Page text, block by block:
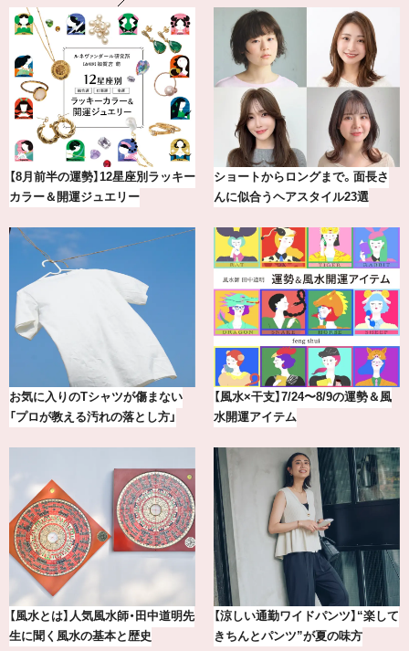
【2026年8月】鏡リュウジの12星座
別占い
気分が上がる「フルラ」のアイウェ
アを「眼鏡市場」で探して。
【最新版】20代、30代読者が選んだ
理想の結婚指輪10選
冷凍宅配食【nosh-ナッシュ】で叶
える、がんばる私の「がん…
賢者たちに聞いてみた！ 嫉妬と上
手くつきあうコツとは？
【BAILA×OMO】ウオズミアミ描き
下ろし！金沢の旅リスト